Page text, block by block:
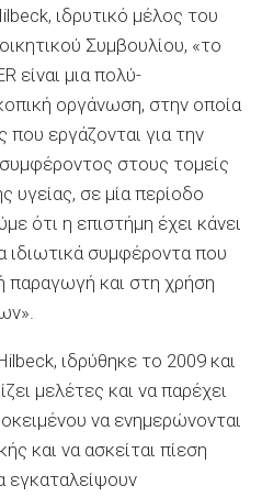
ιδρυτικό μέλος του
Συμβουλίου, «το
είναι μια πολύ-
οργάνωση, στην οποία
εργάζονται για την
στους τομείς
υγείας, σε μία περίοδο
ότι η επιστήμη έχει κάνει
συμφέροντα που
παραγωγή και στη χρήση
ιδρύθηκε το 2009 και
μελέτες και να παρέχει
να ενημερώνονται
και να ασκείται πίεση
εγκαταλείψουν